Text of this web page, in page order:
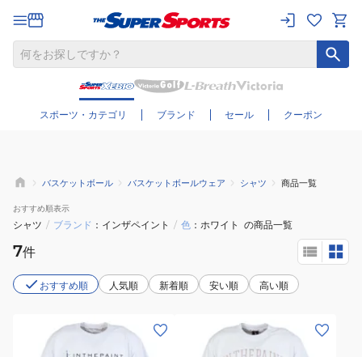
スポーツ・カテゴリ ブランド セール クーポン
さらに絞り込む
バスケットボール バスケットボールウェア シャツ 商品一覧
おすすめ順表示
シャツ / ブランド インザペイント / 色 ホワイト の商品一覧
7件
おすすめ順 人気順 新着順 安い順 高い順